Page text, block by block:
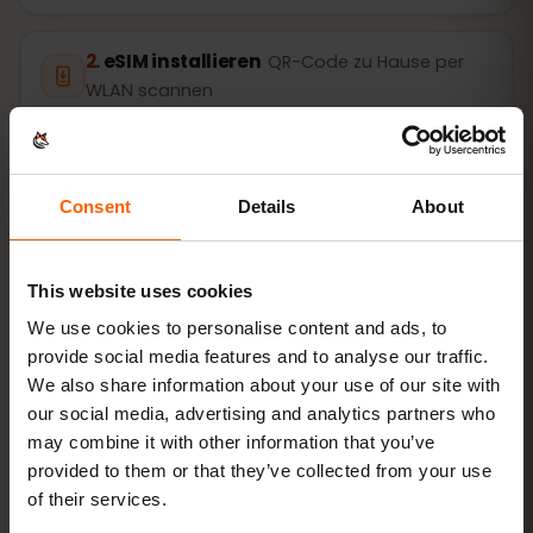
Consent Details About
This website uses cookies
We use cookies to personalise content and ads, to
provide social media features and to analyse our traffic.
We also share information about your use of our site with
our social media, advertising and analytics partners who
may combine it with other information that you’ve
provided to them or that they’ve collected from your use
of their services.
eSIM installieren QR-Code zu Hause per
WLAN scannen
Lossurfen Datenroaming auf Dominica an
Mobilfunk → eSIM hinzufügen
mit der ersten Nutzung, nicht beim Kauf.
Gerät eSIM-fähig? Kompatibilität prüfen
So aktivierst du die eSIM auf dem
iPhone (iOS)